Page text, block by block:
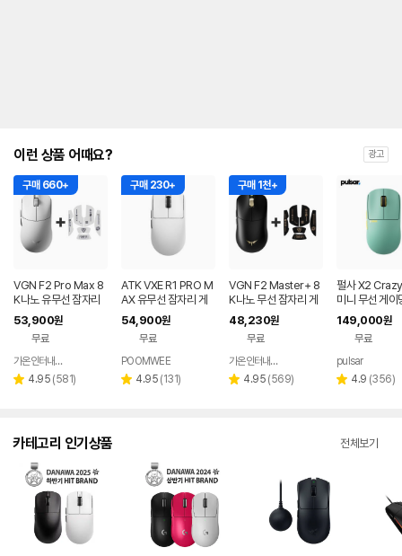
이런 상품 어때요? 광고
구매 660+
VGN F2 Pro Max 8
K나노 유무선 잠자리
게이밍 마우스 화이트
53,900원
무료
페이
가온인터내셔날
별 4.95 리
(581)
구매 230+
ATK VXE R1 PRO M
AX 유무선 잠자리 게
이밍 마우스 화이트
54,900원
무료
POOMWEE
별 4.95 리
(131)
구매 1천+
VGN F2 Master+ 8
K나노 무선 잠자리 게
이밍 마우스+그립테이
프 블랙
48,230원
무료
페이
가온인터내셔날
별 4.95 리
(569)
펄사 X2
미니 무선 게이
스 포레스트
149,000원
무료
pulsar
별 4.9 리
(356)
카테고리 인기상품 전체보기